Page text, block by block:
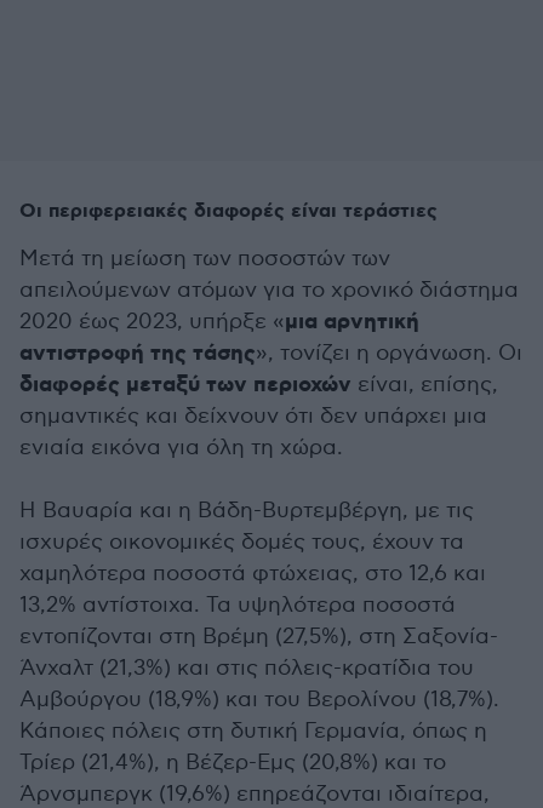
Οι περιφερειακές διαφορές είναι τεράστιες
Μετά τη μείωση των ποσοστών των
απειλούμενων ατόμων για το χρονικό διάστημα
2020 έως 2023, υπήρξε «μια αρνητική
αντιστροφή της τάσης», τονίζει η οργάνωση. Οι
διαφορές μεταξύ των περιοχών είναι, επίσης,
σημαντικές και δείχνουν ότι δεν υπάρχει μια
ενιαία εικόνα για όλη τη χώρα.
Η Βαυαρία και η Βάδη-Βυρτεμβέργη, με τις
ισχυρές οικονομικές δομές τους, έχουν τα
χαμηλότερα ποσοστά φτώχειας, στο 12,6 και
13,2% αντίστοιχα. Τα υψηλότερα ποσοστά
εντοπίζονται στη Βρέμη (27,5%), στη Σαξονία-
Άνχαλτ (21,3%) και στις πόλεις-κρατίδια του
Αμβούργου (18,9%) και του Βερολίνου (18,7%).
Κάποιες πόλεις στη δυτική Γερμανία, όπως η
Τρίερ (21,4%), η Βέζερ-Εμς (20,8%) και το
Άρνσμπεργκ (19,6%) επηρεάζονται ιδιαίτερα,